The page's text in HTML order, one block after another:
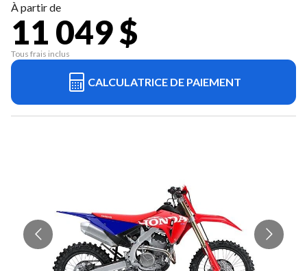
À partir de
11 049 $
Tous frais inclus
CALCULATRICE DE PAIEMENT